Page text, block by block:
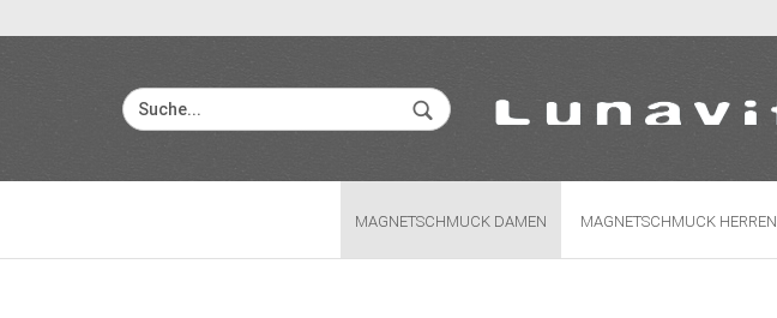
MAGNETSCHMUCK DAMEN MAGNETSCHMUCK HERREN